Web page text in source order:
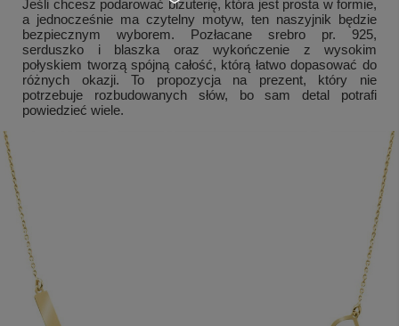
Jeśli chcesz podarować biżuterię, która jest prosta w formie,
a jednocześnie ma czytelny motyw, ten naszyjnik będzie
bezpiecznym wyborem. Pozłacane srebro pr. 925,
serduszko i blaszka oraz wykończenie z wysokim
połyskiem tworzą spójną całość, którą łatwo dopasować do
różnych okazji. To propozycja na prezent, który nie
potrzebuje rozbudowanych słów, bo sam detal potrafi
powiedzieć wiele.